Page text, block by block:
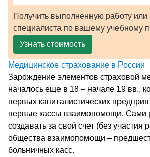
Получить выполненную работу или
специалиста по вашему учебному
Узнать стоимость
Медицинское страхование в России
Зарождение элементов страховой
началось еще в 18 – начале 19 вв.,
первых капиталистических
первые кассы взаимопомощи. Сами
создавать за свой счет (без участия
общества взаимопомощи –
больничных касс.